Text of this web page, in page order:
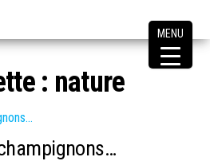
: nature
MENU